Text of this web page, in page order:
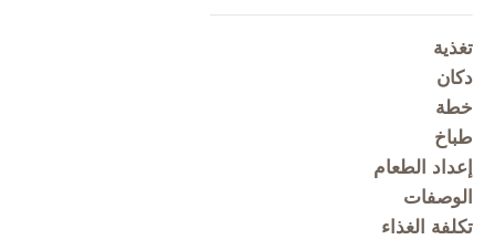
تغذية
دكان
خطة
طباخ
إعداد الطعام
الوصفات
تكلفة الغذاء